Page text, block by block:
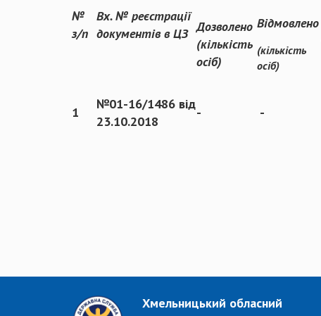
№
з/п
Вх. № реєстрації
документів в ЦЗ Дозволено
(кількість
осіб)
Відмовлено
(кількість
осіб)
1
№01-16/1486 від
23.10.2018
- -
Хмельницький обласний